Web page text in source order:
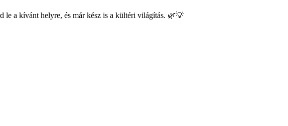
le a kívánt helyre, és már kész is a kültéri világítás. 🌿💡